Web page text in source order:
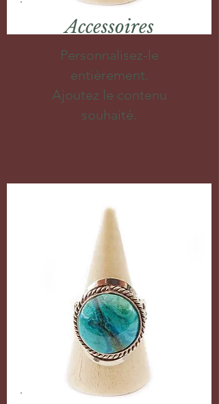
Accessoires
Personnalisez-le
entièrement.
Ajoutez le contenu
souhaité.